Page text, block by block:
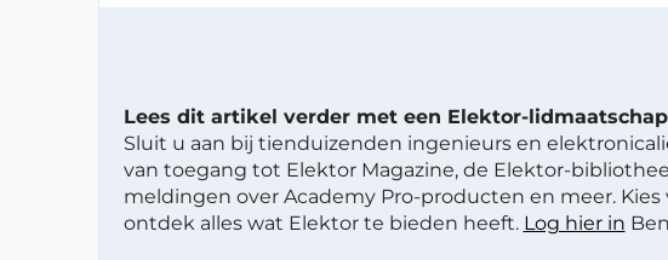
Lees dit artikel verder met een Elektor-
Sluit u aan bij tienduizenden ingenieurs en
van toegang tot Elektor Magazine, de Elektor-
meldingen over Academy Pro-producten en meer.
ontdek alles wat Elektor te bieden heeft. Log hier in